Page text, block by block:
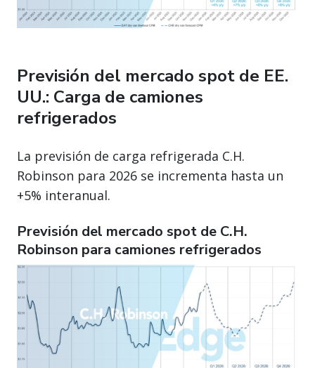
Previsión del mercado spot de EE.
UU.: Carga de camiones
refrigerados
La previsión de carga refrigerada C.H.
Robinson para 2026 se incrementa hasta un
+5% interanual.
Previsión del mercado spot de C.H.
Robinson para camiones refrigerados